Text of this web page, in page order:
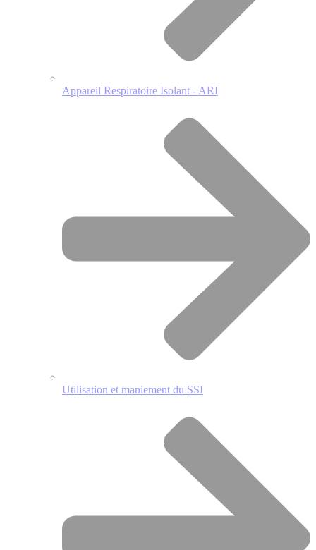
Appareil Respiratoire Isolant - ARI
Utilisation et maniement du SSI